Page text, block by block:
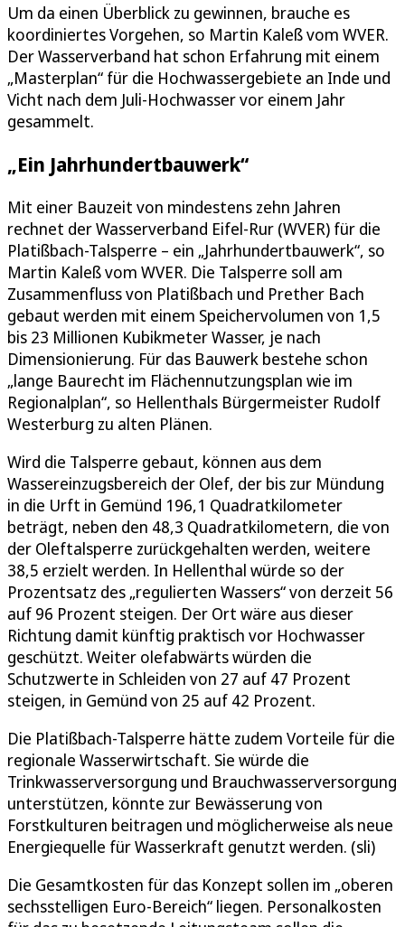
Um da einen Überblick zu gewinnen, brauche es
koordiniertes Vorgehen, so Martin Kaleß vom WVER.
Der Wasserverband hat schon Erfahrung mit einem
„Masterplan“ für die Hochwassergebiete an Inde und
Vicht nach dem Juli-Hochwasser vor einem Jahr
gesammelt.
„Ein Jahrhundertbauwerk“
Mit einer Bauzeit von mindestens zehn Jahren
rechnet der Wasserverband Eifel-Rur (WVER) für die
Platißbach-Talsperre – ein „Jahrhundertbauwerk“, so
Martin Kaleß vom WVER. Die Talsperre soll am
Zusammenfluss von Platißbach und Prether Bach
gebaut werden mit einem Speichervolumen von 1,5
bis 23 Millionen Kubikmeter Wasser, je nach
Dimensionierung. Für das Bauwerk bestehe schon
„lange Baurecht im Flächennutzungsplan wie im
Regionalplan“, so Hellenthals Bürgermeister Rudolf
Westerburg zu alten Plänen.
Wird die Talsperre gebaut, können aus dem
Wassereinzugsbereich der Olef, der bis zur Mündung
in die Urft in Gemünd 196,1 Quadratkilometer
beträgt, neben den 48,3 Quadratkilometern, die von
der Oleftalsperre zurückgehalten werden, weitere
38,5 erzielt werden. In Hellenthal würde so der
Prozentsatz des „regulierten Wassers“ von derzeit 56
auf 96 Prozent steigen. Der Ort wäre aus dieser
Richtung damit künftig praktisch vor Hochwasser
geschützt. Weiter olefabwärts würden die
Schutzwerte in Schleiden von 27 auf 47 Prozent
steigen, in Gemünd von 25 auf 42 Prozent.
Die Platißbach-Talsperre hätte zudem Vorteile für die
regionale Wasserwirtschaft. Sie würde die
Trinkwasserversorgung und Brauchwasserversorgung
unterstützen, könnte zur Bewässerung von
Forstkulturen beitragen und möglicherweise als neue
Energiequelle für Wasserkraft genutzt werden. (sli)
Die Gesamtkosten für das Konzept sollen im „oberen
sechsstelligen Euro-Bereich“ liegen. Personalkosten